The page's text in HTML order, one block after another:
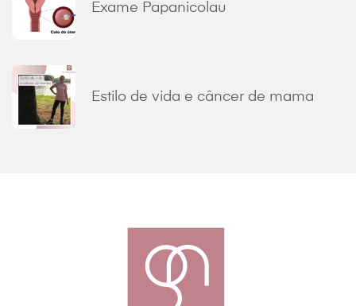
Exame Papanicolau
Estilo de vida e câncer de mama